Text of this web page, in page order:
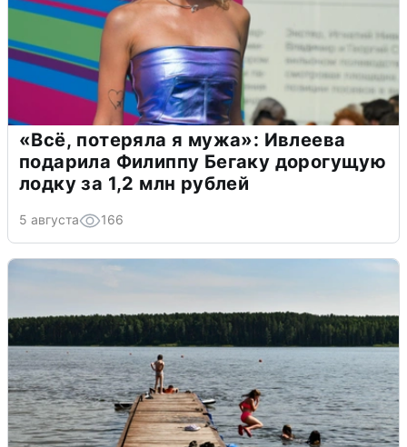
«Всё, потеряла я мужа»: Ивлеева
подарила Филиппу Бегаку дорогущую
лодку за 1,2 млн рублей
5 августа 166